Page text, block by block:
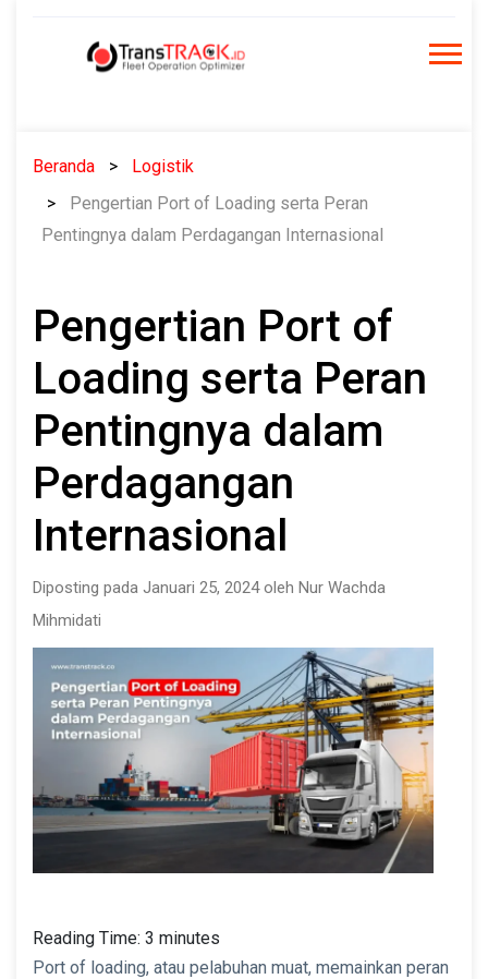
Beranda
Logistik
Pengertian Port of Loading serta Peran
Pentingnya dalam Perdagangan Internasional
Pengertian Port of
Loading serta Peran
Pentingnya dalam
Perdagangan
Internasional
Diposting pada Januari 25, 2024 oleh Nur Wachda
Mihmidati
Reading Time: 3 minutes
Port of loading, atau pelabuhan muat, memainkan peran